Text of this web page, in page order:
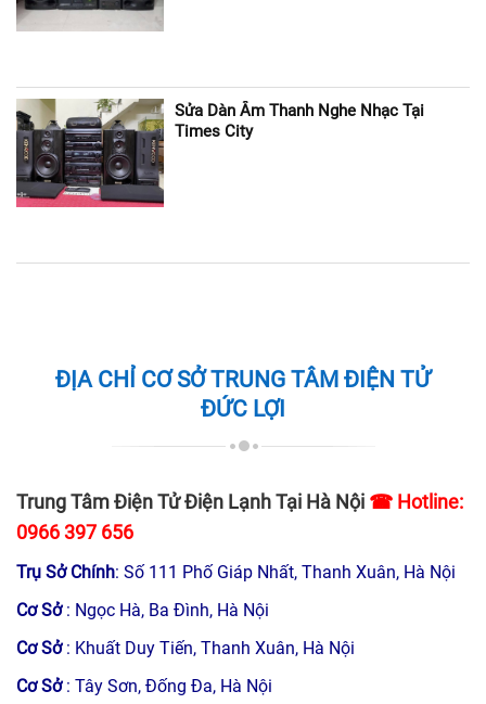
Sửa Dàn Âm Thanh Nghe Nhạc Tại
Times City
ĐỊA CHỈ CƠ SỞ TRUNG TÂM ĐIỆN TỬ
ĐỨC LỢI
Trung Tâm Điện Tử Điện Lạnh Tại Hà Nội ☎ Hotline:
0966 397 656
Trụ Sở Chính: Số 111 Phố Giáp Nhất, Thanh Xuân, Hà Nội
Cơ Sở : Ngọc Hà, Ba Đình, Hà Nội
Cơ Sở : Khuất Duy Tiến, Thanh Xuân, Hà Nội
Cơ Sở : Tây Sơn, Đống Đa, Hà Nội